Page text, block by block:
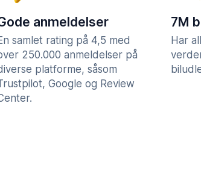
anmeldelser
samlet rating på 4,5 med
250.000 anmeldelser på
platforme, såsom
Google og Review
7M
Har